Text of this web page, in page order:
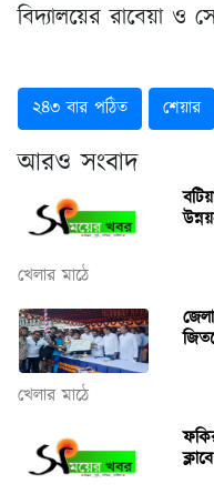
বিদ্যালয়ের রাবেয়া ও
২৪৩ বার পঠিত শেয়ার
আরও সংবাদ
খেলার মাঠে
খেলার মাঠে